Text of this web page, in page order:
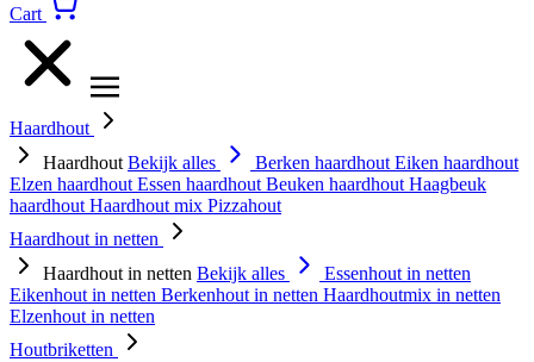
Cart
Haardhout
Haardhout Bekijk alles Berken haardhout Eiken haardhout
Elzen haardhout Essen haardhout Beuken haardhout Haagbeuk
haardhout Haardhout mix Pizzahout
Haardhout in netten
Haardhout in netten Bekijk alles
Essenhout in netten
Eikenhout in netten Berkenhout in netten Haardhoutmix in netten
Elzenhout in netten
Houtbriketten